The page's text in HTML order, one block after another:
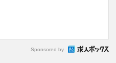
Sponsored by